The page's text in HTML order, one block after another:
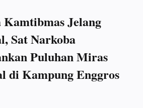
Kamtibmas Jelang
Sat Narkoba
Puluhan Miras
di Kampung Enggros